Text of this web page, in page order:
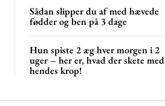
Sådan slipper du af med hævede
fødder og ben på 3 dage
Hun spiste 2 æg hver morgen i 2
uger – her er, hvad der skete med
hendes krop!